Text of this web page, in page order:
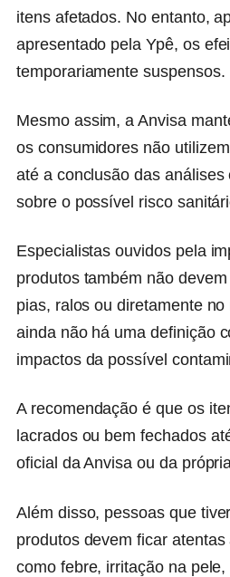
itens afetados. No entanto,
apresentado pela Ypê, os
temporariamente suspensos.
Mesmo assim, a Anvisa
os consumidores não
até a conclusão das
sobre o possível risco
Especialistas ouvidos pela
produtos também não
pias, ralos ou diretamente
ainda não há uma definição
impactos da possível
A recomendação é que os
lacrados ou bem fechados
oficial da Anvisa ou da
Além disso, pessoas que
produtos devem ficar
como febre, irritação na